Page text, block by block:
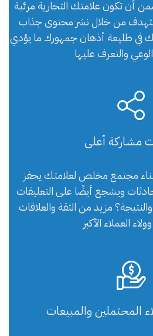
أن تكون علامتك التجارية مرئية
من خلال نشر محتوى جذاب
في طليعة أذهان جمهورك ما يؤدي
والتعرف عليها
مشاركة أعلى
مجتمع مخلص لعلامتك يحفز
ويشجع أيضًا على التعليقات
مزيد من الثقة والعلاقات
العملاء الأكبر
المحتملين والمبيعات